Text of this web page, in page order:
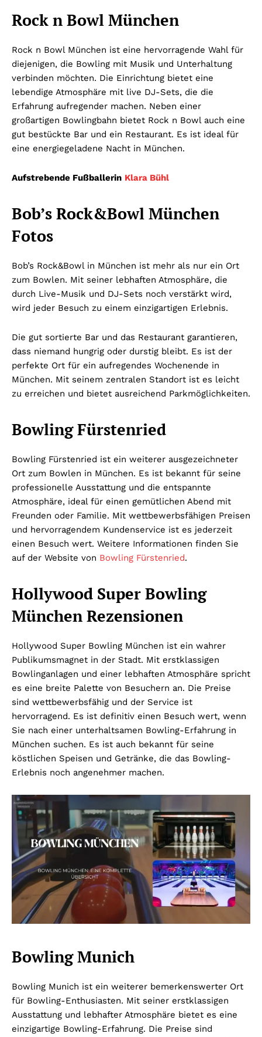
Rock n Bowl München
Rock n Bowl München ist eine hervorragende Wahl für
diejenigen, die Bowling mit Musik und Unterhaltung
verbinden möchten. Die Einrichtung bietet eine
lebendige Atmosphäre mit live DJ-Sets, die die
Erfahrung aufregender machen. Neben einer
großartigen Bowlingbahn bietet Rock n Bowl auch eine
gut bestückte Bar und ein Restaurant. Es ist ideal für
eine energiegeladene Nacht in München.
Aufstrebende Fußballerin Klara Bühl
Bob’s Rock&Bowl München
Fotos
Bob’s Rock&Bowl in München ist mehr als nur ein Ort
zum Bowlen. Mit seiner lebhaften Atmosphäre, die
durch Live-Musik und DJ-Sets noch verstärkt wird,
wird jeder Besuch zu einem einzigartigen Erlebnis.
Die gut sortierte Bar und das Restaurant garantieren,
dass niemand hungrig oder durstig bleibt. Es ist der
perfekte Ort für ein aufregendes Wochenende in
München. Mit seinem zentralen Standort ist es leicht
zu erreichen und bietet ausreichend Parkmöglichkeiten.
Bowling Fürstenried
Bowling Fürstenried ist ein weiterer ausgezeichneter
Ort zum Bowlen in München. Es ist bekannt für seine
professionelle Ausstattung und die entspannte
Atmosphäre, ideal für einen gemütlichen Abend mit
Freunden oder Familie. Mit wettbewerbsfähigen Preisen
und hervorragendem Kundenservice ist es jederzeit
einen Besuch wert. Weitere Informationen finden Sie
auf der Website von Bowling Fürstenried.
Hollywood Super Bowling
München Rezensionen
Hollywood Super Bowling München ist ein wahrer
Publikumsmagnet in der Stadt. Mit erstklassigen
Bowlinganlagen und einer lebhaften Atmosphäre spricht
es eine breite Palette von Besuchern an. Die Preise
sind wettbewerbsfähig und der Service ist
hervorragend. Es ist definitiv einen Besuch wert, wenn
Sie nach einer unterhaltsamen Bowling-Erfahrung in
München suchen. Es ist auch bekannt für seine
köstlichen Speisen und Getränke, die das Bowling-
Erlebnis noch angenehmer machen.
Bowling Munich
Bowling Munich ist ein weiterer bemerkenswerter Ort
für Bowling-Enthusiasten. Mit seiner erstklassigen
Ausstattung und lebhafter Atmosphäre bietet es eine
einzigartige Bowling-Erfahrung. Die Preise sind